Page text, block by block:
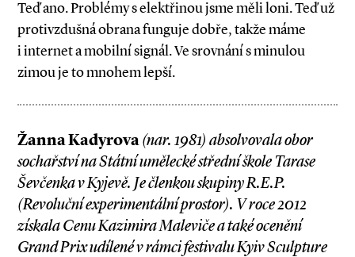
Teď ano. Problémy s elektřinou jsme měli loni. Teď už
protivzdušná obrana funguje dobře, takže máme
i internet a mobilní signál. Ve srovnání s minulou
zimou je to mnohem lepší.
Žanna Kadyrova(nar. 1981) absolvovala obor
sochařství na Státní umělecké střední škole Tarase
Ševčenka v Kyjevě. Je členkou skupiny R.E.P.
(Revoluční experimentální prostor). V roce 2012
získala Cenu Kazimira Maleviče a také ocenění
Grand Prix udílené v rámci festivalu Kyiv Sculpture